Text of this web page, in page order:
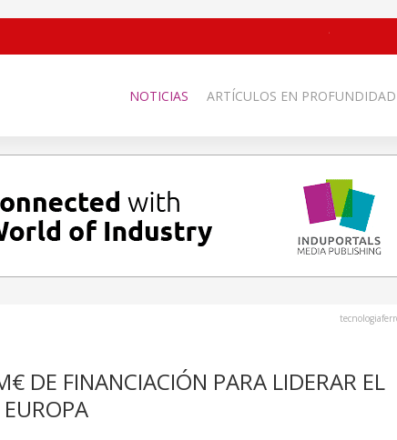
NOTICIAS ARTÍCULOS EN
DE FINANCIACIÓN PARA LIDERAR EL